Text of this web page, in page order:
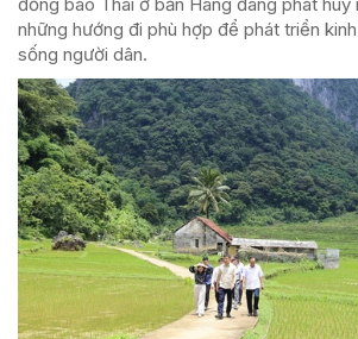
những hướng đi phù hợp để phát triển
sống người dân.